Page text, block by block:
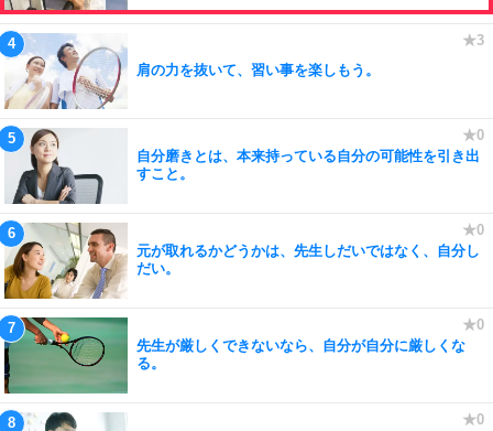
肩の力を抜いて、習い事を楽しもう。
自分磨きとは、本来持っている自分の可能性を引き出
すこと。
元が取れるかどうかは、先生しだいではなく、自分し
だい。
先生が厳しくできないなら、自分が自分に厳しくな
る。